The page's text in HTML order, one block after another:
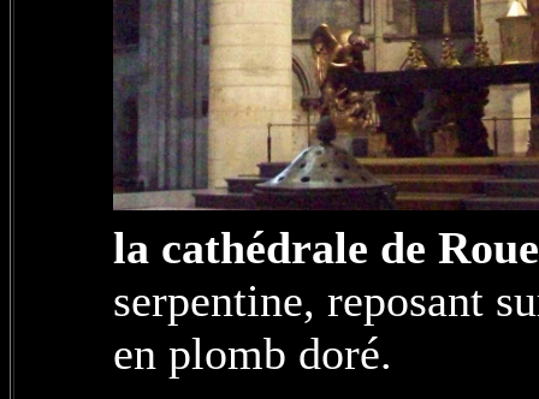
la cathédrale de
serpentine, reposant
en plomb doré.